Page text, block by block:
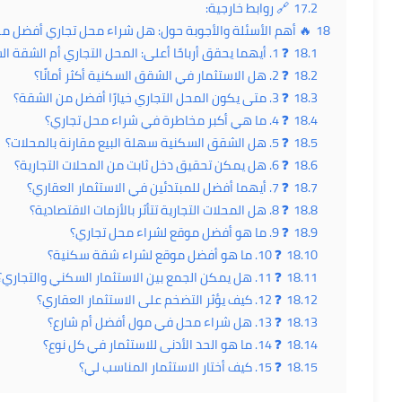
17.2 🔗 روابط خارجية:
18 🔥 أهم الأسئلة والأجوبة حول: هل شراء محل تجاري
18.1 ❓ 1. أيهما يحقق أرباحًا أعلى: المحل التجاري أم الشقة السكنية؟
18.2 ❓ 2. هل الاستثمار في الشقق السكنية أكثر أمانًا؟
18.3 ❓ 3. متى يكون المحل التجاري خيارًا أفضل من الشقة؟
18.4 ❓ 4. ما هي أكبر مخاطرة في شراء محل تجاري؟
18.5 ❓ 5. هل الشقق السكنية سهلة البيع مقارنة بالمحلات؟
18.6 ❓ 6. هل يمكن تحقيق دخل ثابت من المحلات التجارية؟
18.7 ❓ 7. أيهما أفضل للمبتدئين في الاستثمار العقاري؟
18.8 ❓ 8. هل المحلات التجارية تتأثر بالأزمات الاقتصادية؟
18.9 ❓ 9. ما هو أفضل موقع لشراء محل تجاري؟
18.10 ❓ 10. ما هو أفضل موقع لشراء شقة سكنية؟
18.11 ❓ 11. هل يمكن الجمع بين الاستثمار السكني والتجاري؟
18.12 ❓ 12. كيف يؤثر التضخم على الاستثمار العقاري؟
18.13 ❓ 13. هل شراء محل في مول أفضل أم شارع؟
18.14 ❓ 14. ما هو الحد الأدنى للاستثمار في كل نوع؟
18.15 ❓ 15. كيف أختار الاستثمار المناسب لي؟